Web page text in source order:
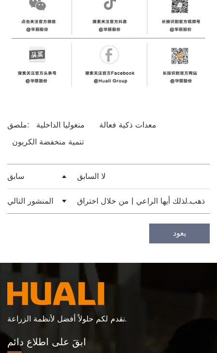
ملصق: منغوليا الداخلية
معدات ذكية فعالة
تنمية منخفضة الكربون
سابق
لا السابق
المنشور التالي
اذهب لذلك أيها الراعي | من خلال اختراق
الحاجز، يبدأ العالم في الاتساع
يعود
نقدم لكم حلولاً أفضل لأنظمة الزراعة.
ابقَ على اطلاع دائم